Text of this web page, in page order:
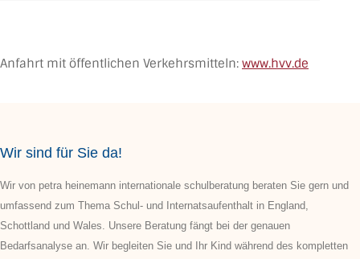
Anfahrt mit öffentlichen Verkehrsmitteln: www.hvv.de
Wir sind für Sie da!
Wir von petra heinemann internationale schulberatung beraten Sie gern und
umfassend zum Thema Schul- und Internatsaufenthalt in England,
Schottland und Wales. Unsere Beratung fängt bei der genauen
Bedarfsanalyse an. Wir begleiten Sie und Ihr Kind während des kompletten